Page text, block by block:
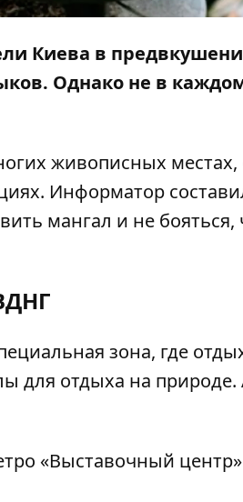
Киева в
Однако не в
живописных местах,
Информатор
мангал и не
зона, где
для отдыха на
«Выставочный